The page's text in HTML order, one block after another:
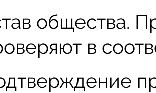
общества.
в